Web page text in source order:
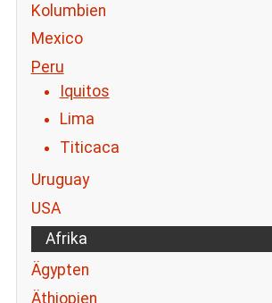
Kolumbien
Mexico
Peru
Iquitos
Lima
Titicaca
Uruguay
USA
Afrika
Ägypten
Äthiopien